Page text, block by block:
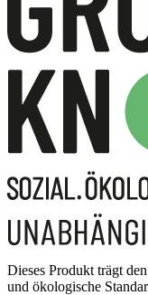
Dieses Produkt trägt
und ökologische